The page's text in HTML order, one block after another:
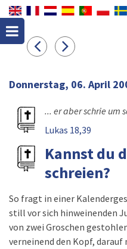
Donnerstag, 06. April
... er aber schrie um
Lukas 18,39
Kannst du
schreien?
So fragt in einer
still vor sich hinweinenden
von zwei Groschen
verneinend den Kopf,